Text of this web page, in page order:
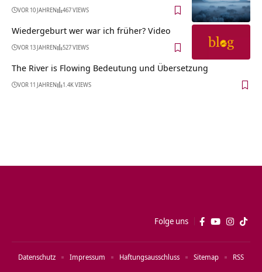
VOR 10 JAHREN 467 VIEWS
Wiedergeburt wer war ich früher? Video
VOR 13 JAHREN 527 VIEWS
The River is Flowing Bedeutung und Übersetzung
VOR 11 JAHREN 1.4K VIEWS
Folge uns
Datenschutz Impressum Haftungsausschluss Sitemap RSS